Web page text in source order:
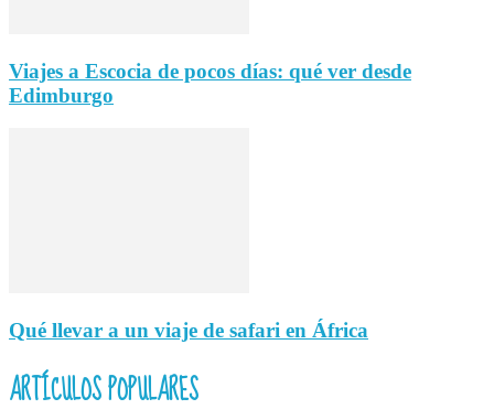
Viajes a Escocia de pocos días: qué ver desde
Edimburgo
Qué llevar a un viaje de safari en África
ARTÍCULOS POPULARES